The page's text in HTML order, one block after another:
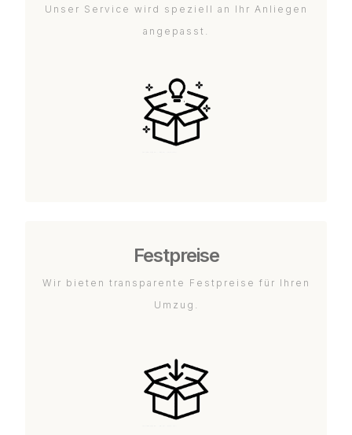
Unser Service wird speziell an Ihr Anliegen
angepasst.
Festpreise
Wir bieten transparente Festpreise für Ihren
Umzug.